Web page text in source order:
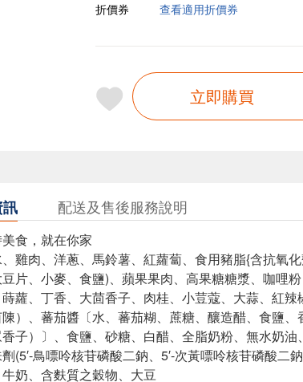
折價券
查看適用折價券
立即購買
配送及售後服務說明
食，就在你家
雞肉、洋蔥、馬鈴薯、紅蘿蔔、食用豬脂{含抗氧
片、小麥、食鹽)、蘋果果肉、高果糖糖漿、咖哩
蘿、丁香、大茴香子、肉桂、小荳蔻、大蒜、紅
）、蕃茄醬〔水、蕃茄糊、蔗糖、釀造醋、食鹽
子）〕、食鹽、砂糖、白醋、全脂奶粉、無水奶
(5′-鳥嘌呤核苷磷酸二鈉、5′-次黃嘌呤核苷磷酸二鈉)
奶、含麩質之穀物、大豆